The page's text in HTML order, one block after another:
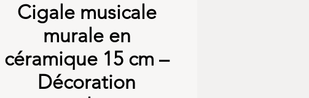
Cigale musicale
murale en
céramique 15 cm –
Décoration